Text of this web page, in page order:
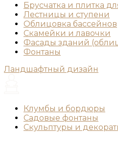
Брусчатка и плитка
Лестницы и ступени
Облицовка бассейнов
Скамейки и лавочки
Фасады зданий
Фонтаны
Ландшафтный дизайн
Клумбы и бордюры
Садовые фонтаны
Скульптуры и